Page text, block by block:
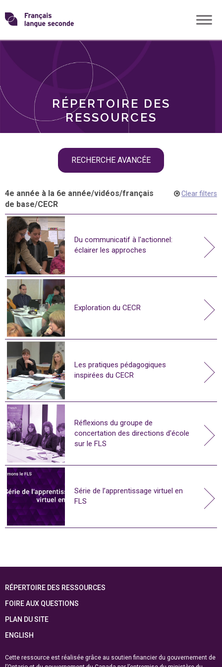
Skip
toTransformons
langue
RÉPERTOIRE DES
RESSOURCES
RECHERCHE AVANCÉE
THÈMES
4e année à la 6e année/vidéos/français
de base/CECR
Clear filters
Du communicatif à l'actionnel:
éclairer les approches
Exploration du CECR
Les pratiques pédagogiques
inspirées du CECR
Réflexions du groupe de
concertation des directions d'école
sur le FLS
Série de l’apprentissage virtuel en
FLS
RÉPERTOIRE DES RESSOURCES
FOIRE AUX QUESTIONS
PLAN DU SITE
ENGLISH
Cette ressource est réalisée grâce au soutien financier du gouvernement de